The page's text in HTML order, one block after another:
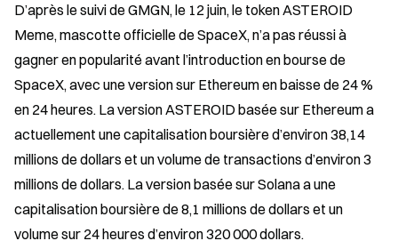
D’après le suivi de GMGN, le 12 juin, le token ASTEROID
Meme, mascotte officielle de SpaceX, n’a pas réussi à
gagner en popularité avant l’introduction en bourse de
SpaceX, avec une version sur Ethereum en baisse de 24 %
en 24 heures. La version ASTEROID basée sur Ethereum a
actuellement une capitalisation boursière d’environ 38,14
millions de dollars et un volume de transactions d’environ 3
millions de dollars. La version basée sur Solana a une
capitalisation boursière de 8,1 millions de dollars et un
volume sur 24 heures d’environ 320 000 dollars.